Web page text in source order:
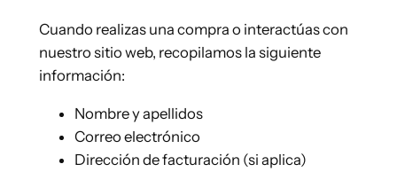
Cuando realizas una compra o interactúas con
nuestro sitio web, recopilamos la siguiente
información:
Nombre y apellidos
Correo electrónico
Dirección de facturación (si aplica)